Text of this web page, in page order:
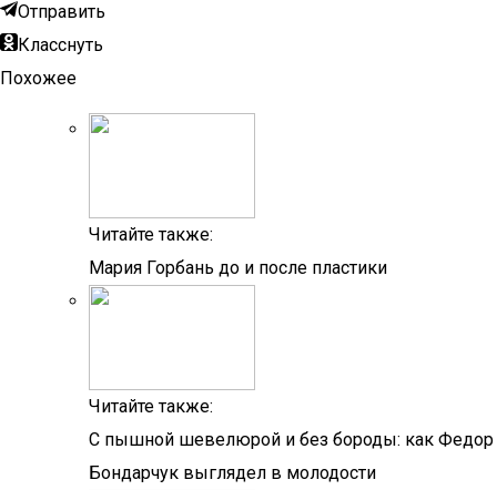
Отправить
Класснуть
Похожее
Читайте также:
Мария Горбань до и после пластики
Читайте также:
С пышной шевелюрой и без бороды: как Федор
Бондарчук выглядел в молодости